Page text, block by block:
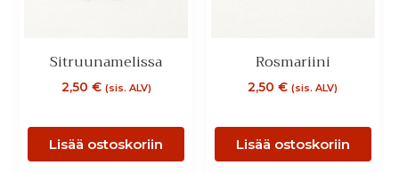
Sitruunamelissa
2,50 € (sis. ALV)
Lisää ostoskoriin
Rosmariini
2,50€ (sis. ALV)
Lisää ostoskoriin